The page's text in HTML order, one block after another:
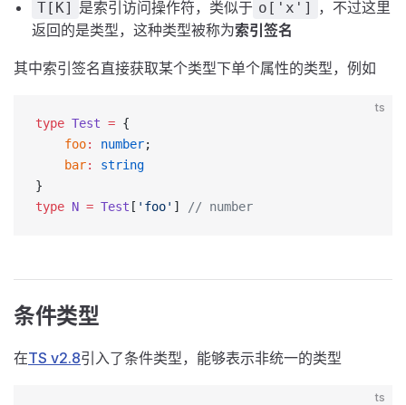
T[K] 是索引访问操作符，类似于 o['x']
，不过这里
返回的是类型，这种类型被称为索引签名
其中索引签名直接获取某个类型下单个属性的类型，例如
ts
type Test = {
    foo
: number;
    bar
:
string
}
type N = Test [ 'foo' ] // number
条件类型
在TS v2.8引入了条件类型，能够表示非统一的类型
ts